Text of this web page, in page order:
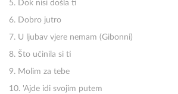
5. Dok nisi došla ti
6. Dobro jutro
7. U ljubav vjere nemam (Gibonni)
8. Što učinila si ti
9. Molim za tebe
10. 'Ajde idi svojim putem